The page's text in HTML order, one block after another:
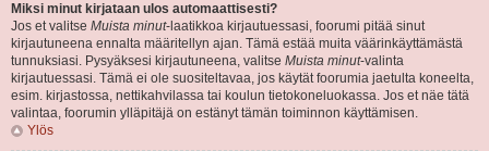
Miksi minut kirjataan ulos automaattisesti?
Jos et valitse Muista minut-laatikkoa kirjautuessasi, foorumi pitää sinut
kirjautuneena ennalta määritellyn ajan. Tämä estää muita väärinkäyttämästä
tunnuksiasi. Pysyäksesi kirjautuneena, valitse Muista minut-valinta
kirjautuessasi. Tämä ei ole suositeltavaa, jos käytät foorumia jaetulta koneelta,
esim. kirjastossa, nettikahvilassa tai koulun tietokoneluokassa. Jos et näe tätä
valintaa, foorumin ylläpitäjä on estänyt tämän toiminnon käyttämisen.
Ylös